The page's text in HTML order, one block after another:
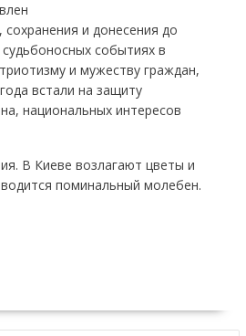
и донесения до
событиях в
и мужеству граждан,
встали на защиту
национальных интересов
В Киеве возлагают цветы и
поминальный молебен.